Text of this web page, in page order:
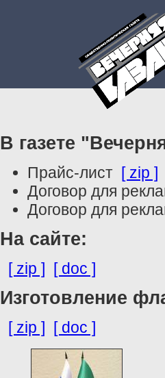
В газете
Прайс-лист [ zip ]
Договор для
Договор для
На сайте:
[ zip ] [ doc ]
Изготовление
[ zip ] [ doc ]